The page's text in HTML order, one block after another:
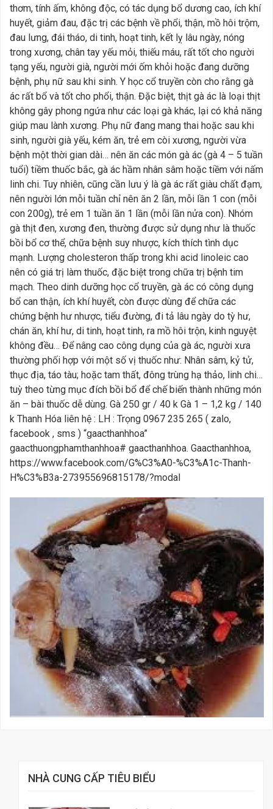
thơm, tính ấm, không độc, có tác dụng bổ dương cao, ích khí
huyết, giảm đau, đặc trị các bệnh về phổi, thận, mồ hôi trộm,
đau lưng, đái tháo, di tinh, hoạt tinh, kết lỵ lâu ngày, nóng
trong xương, chân tay yếu mỏi, thiếu máu, rất tốt cho người
tạng yếu, người già, người mới ốm khỏi hoặc đang dưỡng
bệnh, phụ nữ sau khi sinh. Y học cổ truyền còn cho rằng gà
ác rất bổ và tốt cho phổi, thận. Đặc biệt, thịt gà ác là loại thịt
không gây phong ngứa như các loại gà khác, lại có khả năng
giúp mau lành xương. Phụ nữ đang mang thai hoặc sau khi
sinh, người già yếu, kém ăn, trẻ em còi xương, người vừa
bệnh một thời gian dài… nên ăn các món gà ác (gà 4 – 5 tuần
tuổi) tiềm thuốc bắc, gà ác hầm nhân sâm hoặc tiềm với nấm
linh chi. Tuy nhiên, cũng cần lưu ý là gà ác rất giàu chất đạm,
nên người lớn mỗi tuần chỉ nên ăn 2 lần, mỗi lần 1 con (mỗi
con 200g), trẻ em 1 tuần ăn 1 lần (mỗi lần nửa con). Nhóm
gà thịt đen, xương đen, thường được sử dụng như là thuốc
bồi bổ cơ thể, chữa bệnh suy nhược, kích thích tình dục
mạnh. Lượng cholesteron thấp trong khi acid linoleic cao
nên có giá trị làm thuốc, đặc biệt trong chữa trị bệnh tim
mạch. Theo dinh dưỡng học cổ truyền, gà ác có công dụng
bổ can thận, ích khí huyết, còn được dùng để chữa các
chứng bệnh hư nhược, tiểu đường, đi tả lâu ngày do tỳ hư,
chán ăn, khí hư, di tinh, hoạt tinh, ra mồ hôi trộn, kinh nguyệt
không đều… Để nâng cao công dụng của gà ác, người xưa
thường phối hợp với một số vị thuốc như: Nhân sâm, kỷ tử,
thục địa, táo tàu; hoặc tam thất, đông trùng hạ thảo, linh chi…
tuỳ theo từng mục đích bồi bổ để chế biến thành những món
ăn – bài thuốc dễ dùng. Gà 250 gr / 40 k Gà 1 – 1,2 kg / 140
k Thanh Hóa liên hệ : LH : Trọng 0967 235 265 ( zalo,
facebook , sms ) “gaacthanhhoa”
gaacthuongphamthanhhoa# gaacthanhhoa. Gaacthanhhoa,
https://www.facebook.com/G%C3%A0-%C3%A1c-Thanh-
H%C3%B3a-273955696815178/?modal
NHÀ CUNG CẤP TIÊU BIỂU